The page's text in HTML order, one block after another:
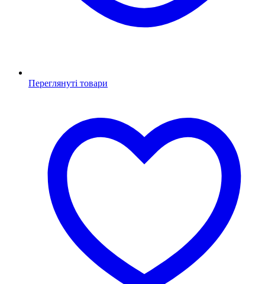
Переглянуті товари